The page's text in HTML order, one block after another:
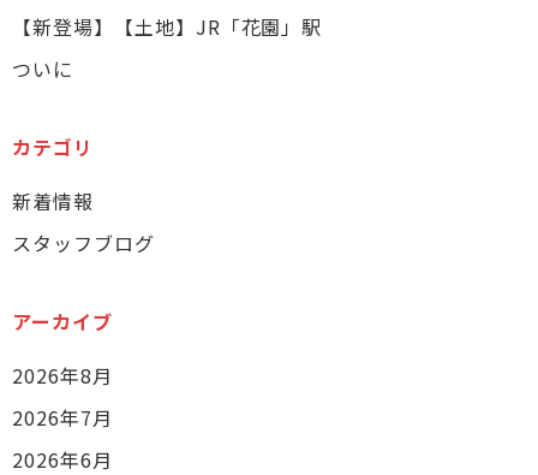
【新登場】【土地】JR「花園」駅
ついに
カテゴリ
新着情報
スタッフブログ
アーカイブ
2026年8月
2026年7月
2026年6月